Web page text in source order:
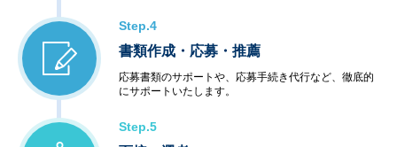
Step.4
書類作成・応募・推薦
応募書類のサポートや、応募手続き代行など、徹底的
にサポートいたします。
Step.5